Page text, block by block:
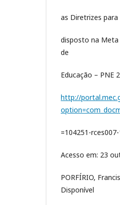
as Diretrizes
disposto na Meta
de
Educação – PNE
http://
=104251-
Acesso em: 23
PORFÍRIO,
Disponível